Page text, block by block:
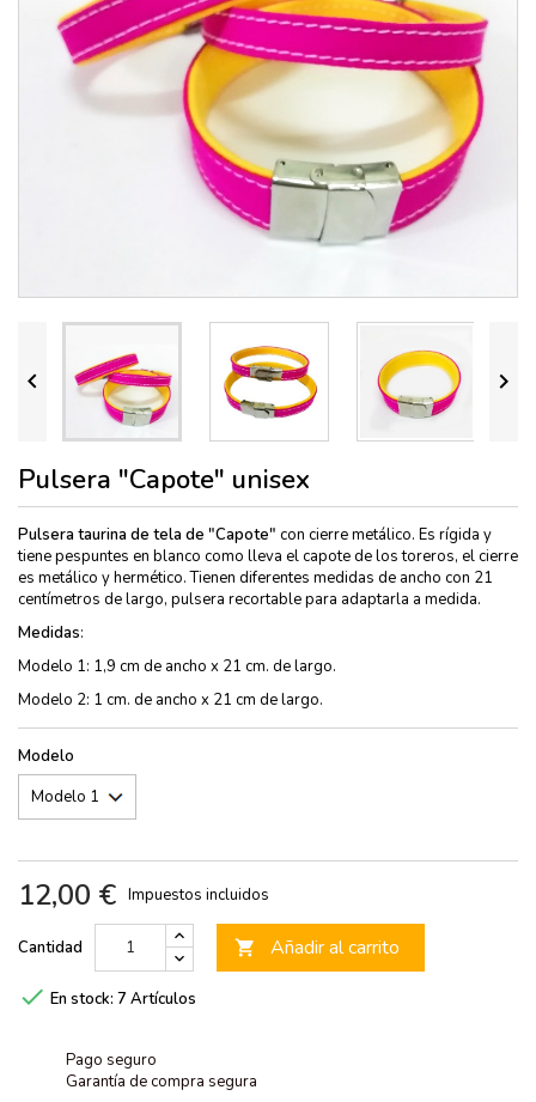
 
Pulsera "Capote" unisex
Pulsera taurina de tela de "Capote" con cierre metálico. Es rígida y
tiene pespuntes en blanco como lleva el capote de los toreros, el cierre
es metálico y hermético. Tienen diferentes medidas de ancho con 21
centímetros de largo, pulsera recortable para adaptarla a medida.
Medidas:
Modelo 1: 1,9 cm de ancho x 21 cm. de largo.
Modelo 2: 1 cm. de ancho x 21 cm de largo.
Modelo
12,00 € Impuestos incluidos
Cantidad  Añadir al carrito
 En stock: 7 Artículos
Pago seguro
Garantía de compra segura